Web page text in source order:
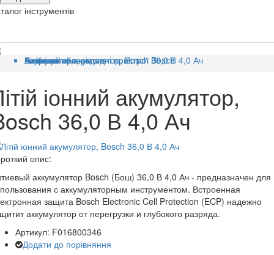
інструментів
Головна
Категорії
Витратні матеріали
Акумулятори, зарядні пристрої Bosch
Літій іонний акумулятор, Bosch 36,0 В 4,0 Ач
іонний акумулятор,
36,0 В 4,0 Ач
опис:
аккумулятор Bosch (Бош) 36,0 В 4,0 Ач - предназначен для
с аккумуляторным инструментом. Встроенная
защита Bosch Electronic Cell Protection (ECP) надежно
аккумулятор от перегрузки и глубокого разряда.
Артикул: F016800346
Додати до порівняння